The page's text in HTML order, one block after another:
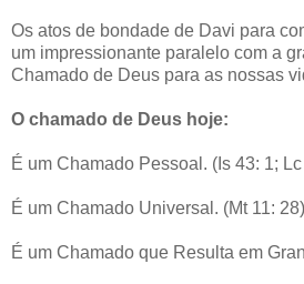
Os atos de bondade de Davi para
um impressionante paralelo com a
Chamado de Deus para as nossas
O chamado de Deus hoje:
É um Chamado Pessoal. (Is 43: 1;
É um Chamado Universal. (Mt 11:
É um Chamado que Resulta em